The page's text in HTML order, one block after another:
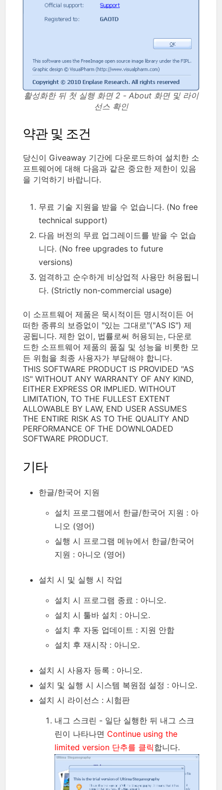
활성화한 뒤 첫 실행 화면 2 - About 화면 및 라이
선스 확인
약관 및 조건
당신이 Giveaway 기간에 다운로드하여 설치한 소
프트웨어에 대해 다음과 같은 중요한 제한이 있음
을 기억하기 바랍니다.
무료 기술 지원을 받을 수 없습니다. (No free
technical support)
다음 버전의 무료 업그레이드를 받을 수 없습
니다. (No free upgrades to future
versions)
엄격하고 순수하게 비상업적 사용만 허용됩니
다. (Strictly non-commercial usage)
이 소프트웨어 제품은 묵시적이든 명시적이든 어
떠한 종류의 보증없이 "있는 그대로"("AS IS") 제
공됩니다. 제한 없이, 법률로써 허용되는, 다운로
드한 소프트웨어 제품의 품질 및 성능을 비롯한 모
든 위험을 최종 사용자가 부담해야 합니다.
THIS SOFTWARE PRODUCT IS PROVIDED "AS
IS" WITHOUT ANY WARRANTY OF ANY KIND,
EITHER EXPRESS OR IMPLIED. WITHOUT
LIMITATION, TO THE FULLEST EXTENT
ALLOWABLE BY LAW, END USER ASSUMES
THE ENTIRE RISK AS TO THE QUALITY AND
PERFORMANCE OF THE DOWNLOADED
SOFTWARE PRODUCT.
기타
한글/한국어 지원
설치 프로그램에서 한글/한국어 지원 : 아
니오 (영어)
실행 시 프로그램 메뉴에서 한글/한국어
지원 : 아니오 (영어)
설치 시 및 실행 시 작업
설치 시 프로그램 종료 : 아니오.
설치 시 툴바 설치 : 아니오.
설치 후 자동 업데이트 : 지원 안함
설치 후 재시작 : 아니오.
설치 시 사용자 등록 : 아니오.
설치 및 실행 시 시스템 복원점 설정 : 아니오.
설치 시 라이선스 : 시험판
내그 스크린 - 일단 실행한 뒤 내그 스크
린이 나타나면 Continue using the
limited version 단추를 클릭합니다.